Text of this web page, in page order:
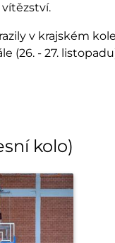
v krajském
(26. - 27.
kolo)